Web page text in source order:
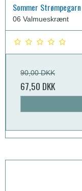
Sommer Strømpegarn
06 Valmueskrænt
90,00 DKK
67,50 DKK